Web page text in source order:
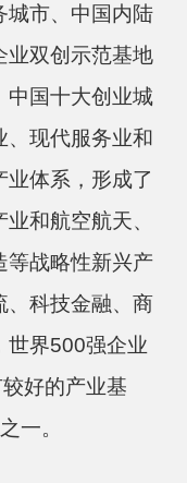
城市、中国内陆
业双创示范基地
中国十大创业城
、现代服务业和
体系，形成了
和航空航天、
等战略性新兴产
、科技金融、商
世界500强企业
好的产业基
一。